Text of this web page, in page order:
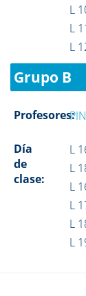
L
L
L
Grupo B
Profesores:
Día
de
clase:
L
L
L
L
L
L